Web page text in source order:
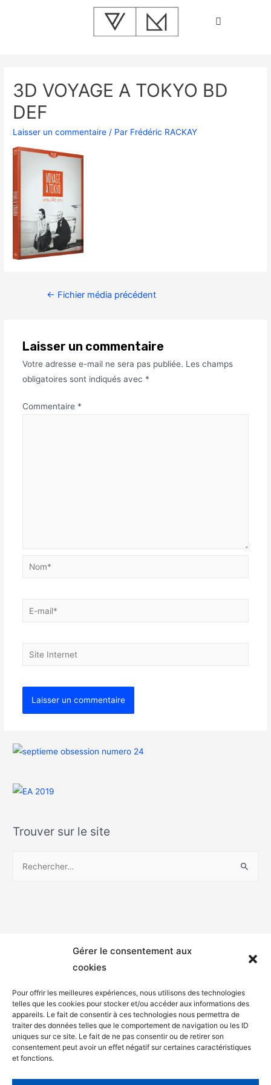
Gérer le consentement aux
cookies
Pour offrir les meilleures expériences, nous utilisons des technologies
telles que les cookies pour stocker et/ou accéder aux informations des
appareils. Le fait de consentir à ces technologies nous permettra de
traiter des données telles que le comportement de navigation ou les ID
uniques sur ce site. Le fait de ne pas consentir ou de retirer son
consentement peut avoir un effet négatif sur certaines caractéristiques
et fonctions.
3D VOYAGE A TOKYO BD
DEF
Laisser un commentaire / Par Frédéric RACKAY
← Fichier média précédent
Laisser un commentaire
Votre adresse e-mail ne sera pas publiée. Les champs
obligatoires sont indiqués avec *
Commentaire *
Trouver sur le site
Mentions légales
Politique de confidentialité